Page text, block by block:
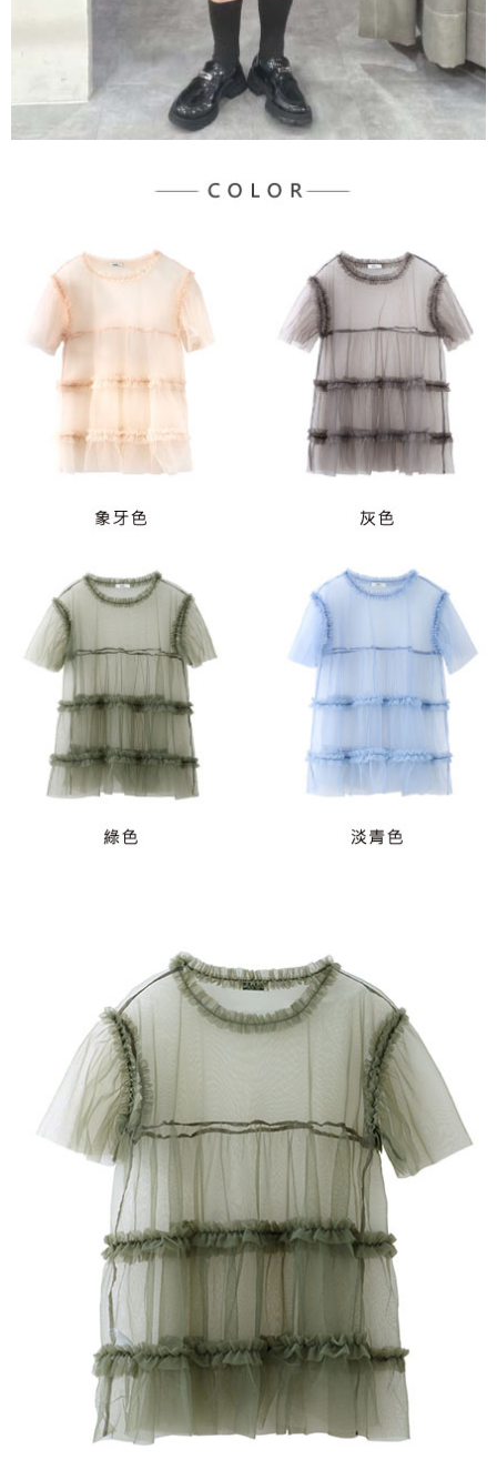
４．使用「AFTEE先享後付」時，將依據個別帳號之用戶狀況，依本公司即
時審查核予不同之上限額度；若仍有額度不足之情形，本公司將視審查結果
請求用戶進行身份認證。
５．嚴禁一人註冊多個帳號或使用他人資訊註冊。若發現惡意使用之情形，
恩沛科技股份有限公司將有權停止該用戶之使用額度並採取法律行動。
每筆NT$90，滿NT$1,500(含以上)免運費